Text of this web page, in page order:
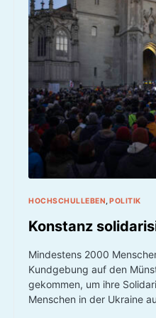
HOCHSCHULLEBEN POLITIK
Konstanz
Mindestens 2000
Kundgebung auf den
gekommen, um ihre
Menschen in der Ukraine